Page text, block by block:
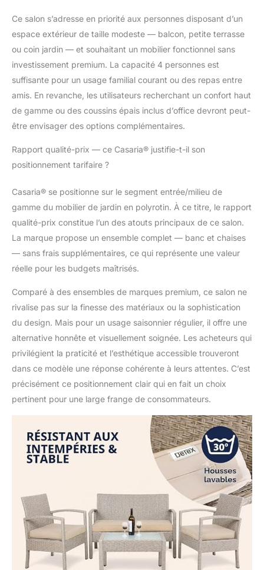
Ce salon s’adresse en priorité aux personnes disposant d’un
espace extérieur de taille modeste — balcon, petite terrasse
ou coin jardin — et souhaitant un mobilier fonctionnel sans
investissement premium. La capacité 4 personnes est
suffisante pour un usage familial courant ou des repas entre
amis. En revanche, les utilisateurs recherchant un confort haut
de gamme ou des coussins épais inclus d’office devront peut-
être envisager des options complémentaires.
Rapport qualité-prix — ce Casaria® justifie-t-il son
positionnement tarifaire ?
Casaria® se positionne sur le segment entrée/milieu de
gamme du mobilier de jardin en polyrotin. À ce titre, le rapport
qualité-prix constitue l’un des atouts principaux de ce salon.
La marque propose un ensemble complet — banc et chaises
— sans frais supplémentaires, ce qui représente une valeur
réelle pour les budgets maîtrisés.
Comparé à des ensembles de marques premium, ce salon ne
rivalise pas sur la finesse des matériaux ou la sophistication
du design. Mais pour un usage saisonnier régulier, il offre une
alternative honnête et visuellement soignée. Les acheteurs qui
privilégient la praticité et l’esthétique accessible trouveront
dans ce modèle une réponse cohérente à leurs attentes. C’est
précisément ce positionnement clair qui en fait un choix
pertinent pour une large frange de consommateurs.